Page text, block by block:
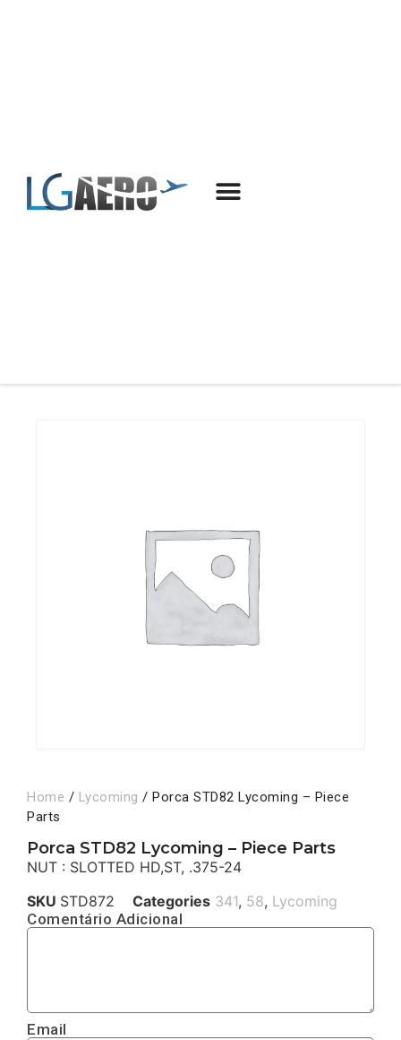
Home / Lycoming / Porca STD82 Lycoming – Piece
Parts
Porca STD82 Lycoming – Piece Parts
NUT : SLOTTED HD,ST, .375-24
SKU STD872 Categories 341, 58, Lycoming
Comentário Adicional
Email